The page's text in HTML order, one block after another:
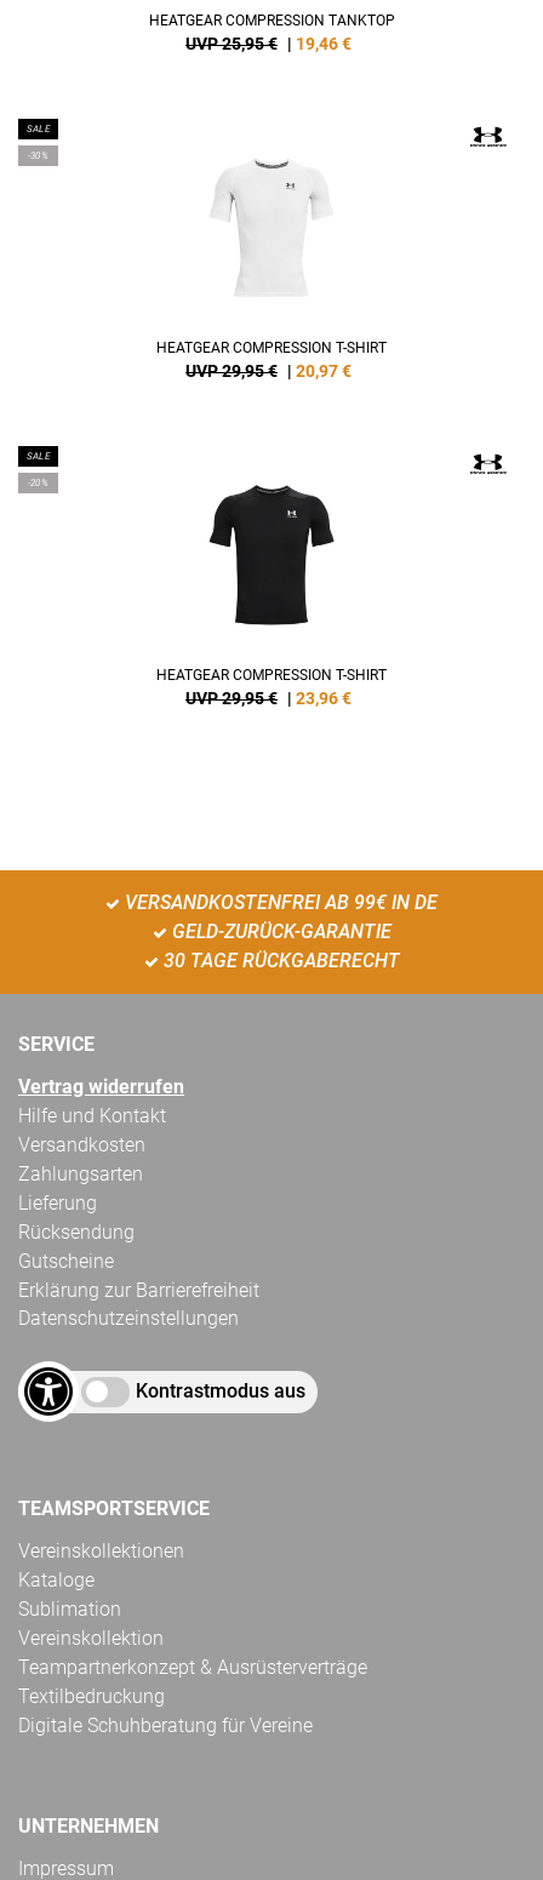
HEATGEAR COMPRESSION TANKTOP
UVP 25,95 € | 19,46€
SALE
-30%
HEATGEAR COMPRESSION T-SHIRT
UVP 29,95 € | 20,97€
SALE
-20%
HEATGEAR COMPRESSION T-SHIRT
UVP 29,95 € | 23,96€
VERSANDKOSTENFREI AB 99€ IN DE
GELD-ZURÜCK-GARANTIE
30 TAGE RÜCKGABERECHT
SERVICE
Vertrag widerrufen
Hilfe und Kontakt
Versandkosten
Zahlungsarten
Lieferung
Rücksendung
Gutscheine
Erklärung zur Barrierefreiheit
Datenschutzeinstellungen
Kontrastmodus aus
TEAMSPORTSERVICE
Vereinskollektionen
Kataloge
Sublimation
Vereinskollektion
Teampartnerkonzept & Ausrüsterverträge
Textilbedruckung
Digitale Schuhberatung für Vereine
UNTERNEHMEN
Impressum